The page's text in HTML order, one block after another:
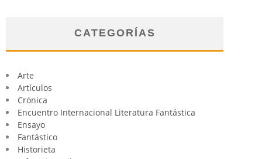
CATEGORÍAS
Arte
Artículos
Crónica
Encuentro Internacional Literatura Fantástica
Ensayo
Fantástico
Historieta